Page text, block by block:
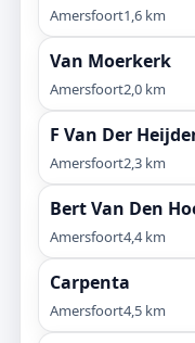
Amersfoort1,6 km
Van Moerkerk
Amersfoort2,0 km
F Van Der
Amersfoort2,3 km
Bert Van Den
Amersfoort4,4 km
Carpenta
Amersfoort4,5 km